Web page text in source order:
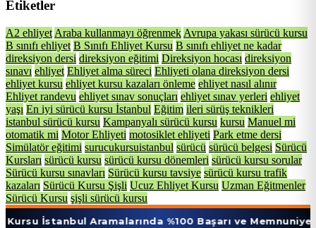
Etiketler
A2 ehliyet Araba kullanmayı öğrenmek Avrupa yakası sürücü kursu
B sınıfı ehliyet B Sınıfı Ehliyet Kursu B sınıfı ehliyet ne kadar
direksiyon dersi direksiyon eğitimi Direksiyon hocası direksiyon
sınavı ehliyet Ehliyet alma süreci Ehliyeti olana direksiyon dersi
ehliyet kursu ehliyet kursu kazaları önleme ehliyet nasıl alınır
Ehliyet randevu ehliyet sınav sonuçları ehliyet sınav yerleri ehliyet
yaşı En iyi sürücü kursu İstanbul Eğitim ileri sürüş teknikleri
istanbul sürücü kursu Kampanyalı sürücü kursu kursu Manuel mi
otomatik mi Motor Ehliyeti motosiklet ehliyeti Park etme dersi
Simülatör eğitimi surucukursuistanbul sürücü sürücü belgesi Sürücü
Kursları sürücü kursu sürücü kursu dönemleri sürücü kursu sorular
Sürücü kursu sınavları Sürücü kursu tavsiye sürücü kursu trafik
kazaları Sürücü Kursu Şişli Ucuz Ehliyet Kursu Uzman Eğitmenler
Sürücü Kursu şişli sürücü kursu
Aramalarında %100 Başarı ve Memnuniyet Oranı